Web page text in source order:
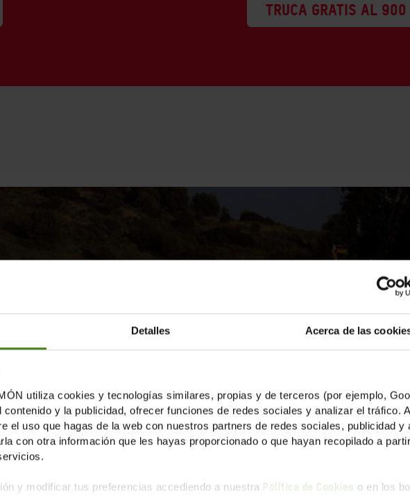
Detalles Acerca de las
utiliza cookies y tecnologías similares, propias y de terceros (por ejemplo,
y la publicidad, ofrecer funciones de redes sociales y analizar el tráfico.
el uso que hagas de la web con nuestros partners de redes sociales, publicidad y
con otra información que les hayas proporcionado o que hayan recopilado a
y modificar tus preferencias accediendo a nuestra Política de Cookies o en los
TRUCA GRATIS AL